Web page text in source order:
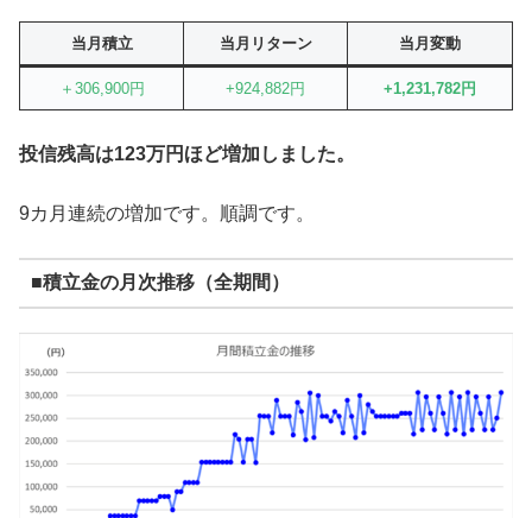
当月積立 当月リターン 当月変動
＋306,900円 +924,882円 +1,231,782円
投信残高は123万円ほど増加しました。
9カ月連続の増加です。順調です。
■積立金の月次推移（全期間）